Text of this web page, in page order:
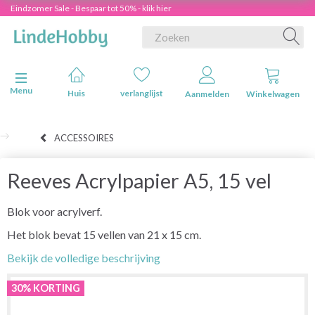
Eindzomer Sale - Bespaar tot 50% - klik hier
Navigatie in-/uitschakelen
Menu
Huis verlanglijst Aanmelden Winkelwagen
ACCESSOIRES
Reeves Acrylpapier A5, 15 vel
Blok voor acrylverf.
Het blok bevat 15 vellen van 21 x 15 cm.
Bekijk de volledige beschrijving
30% KORTING